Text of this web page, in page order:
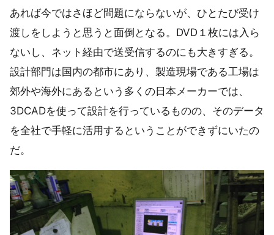
あれば今ではさほど問題にならないが、ひとたび受け
渡しをしようと思うと面倒となる。DVD１枚には入ら
ないし、ネット経由で送受信するのにも大きすぎる。
設計部門は国内の都市にあり、製造現場である工場は
郊外や海外にあるという多くの日本メーカーでは、
3DCADを使って設計を行っているものの、そのデータ
を全社で手軽に活用するということができずにいたの
だ。